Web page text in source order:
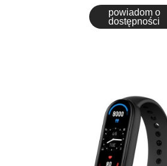
powiadom o
dostępności